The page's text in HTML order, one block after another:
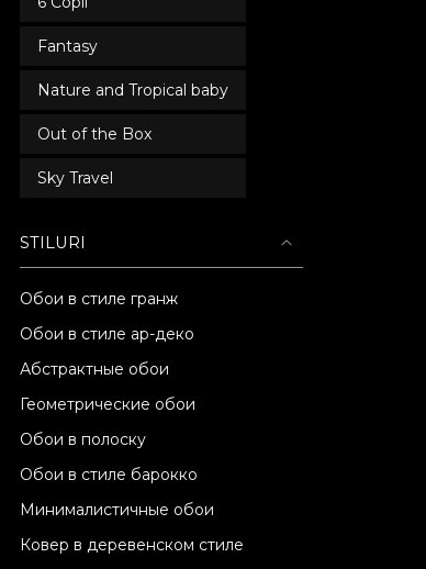
Fantasy
Nature and Tropical baby
Out of the Box
Sky Travel
STILURI
Обои в стиле гранж
Обои в стиле ар-деко
Абстрактные обои
Геометрические обои
Обои в полоску
Обои в стиле барокко
Минималистичные обои
Ковер в деревенском стиле